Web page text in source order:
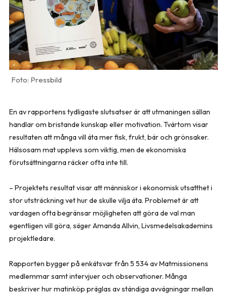
Pressbild
En av rapportens tydligaste slutsatser är att utmaningen sällan
handlar om bristande kunskap eller motivation. Tvärtom visar
resultaten att många vill äta mer fisk, frukt, bär och grönsaker.
Hälsosam mat upplevs som viktig, men de ekonomiska
förutsättningarna räcker ofta inte till.
– Projektets resultat visar att människor i ekonomisk utsatthet i
stor utsträckning vet hur de skulle vilja äta. Problemet är att
vardagen ofta begränsar möjligheten att göra de val man
egentligen vill göra, säger Amanda Allvin, Livsmedelsakademins
projektledare.
Rapporten bygger på enkätsvar från 5 534 av Matmissionens
medlemmar samt intervjuer och observationer. Många
beskriver hur matinköp präglas av ständiga avvägningar mellan